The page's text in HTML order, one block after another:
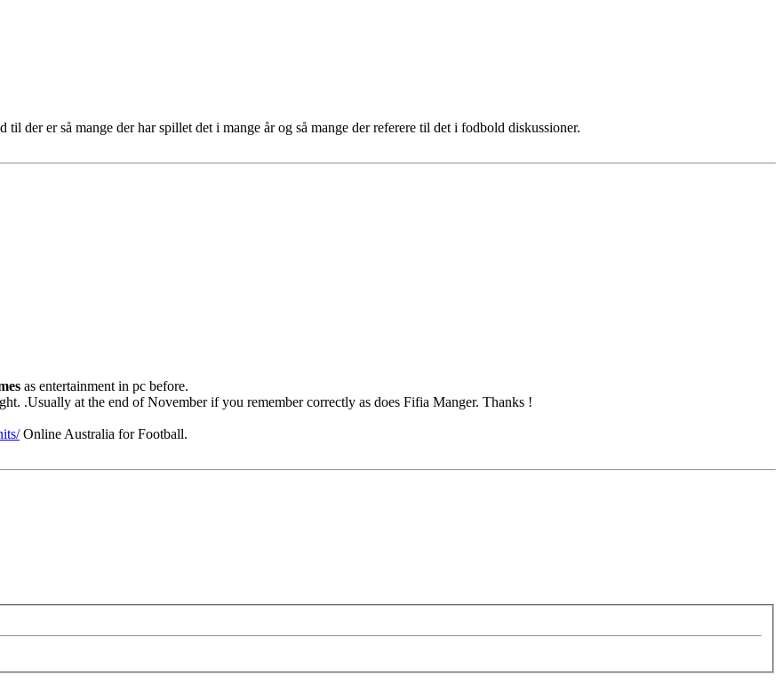
der er så mange der har spillet det i mange år og så mange der referere til det i fodbold diskussioner.
as entertainment in pc before.
.Usually at the end of November if you remember correctly as does Fifia Manger. Thanks !
Online Australia for Football.